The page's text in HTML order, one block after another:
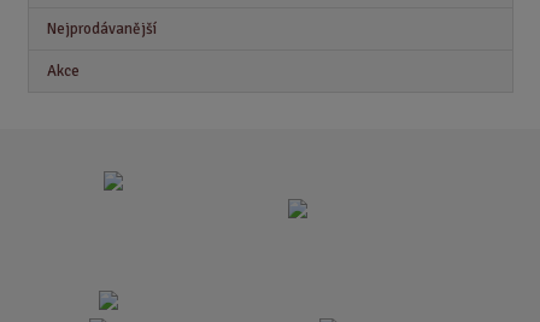
Nejprodávanější
Akce